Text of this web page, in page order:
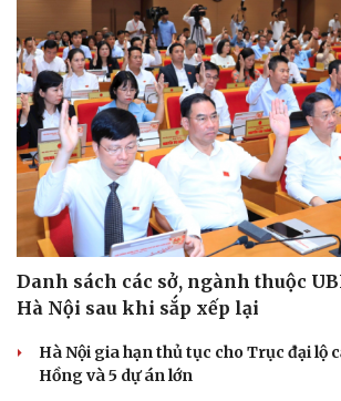
Danh sách các sở, ngành thuộc
Hà Nội sau khi sắp xếp lại
Hà Nội gia hạn thủ tục cho Trục đại lộ
Hồng và 5 dự án lớn